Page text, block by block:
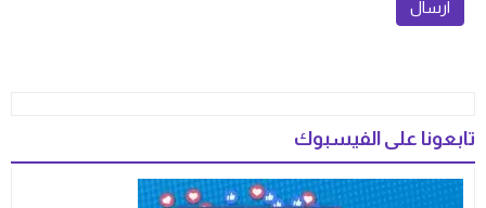
تابعونا على الفيسبوك